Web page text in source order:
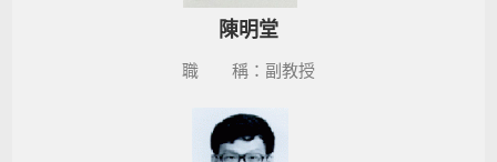
陳明堂
職 稱：副教授